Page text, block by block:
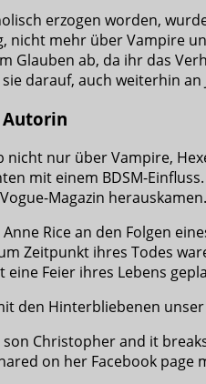
erzogen worden,
nicht mehr über Vampire
Glauben ab, da ihr das
darauf, auch weiterhin an
nur über Vampire,
mit einem BDSM-
Magazin herauskamen.
Rice an den Folgen
Zeitpunkt ihres Todes
eine Feier ihres Lebens
den Hinterbliebenen
son Christopher and it
on her Facebook page